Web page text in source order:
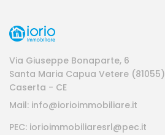
Via Giuseppe Bonaparte, 6
Santa Maria Capua Vetere (81055)
Caserta - CE
Mail: info@iorioimmobiliare.it
PEC: iorioimmobiliaresrl@pec.it